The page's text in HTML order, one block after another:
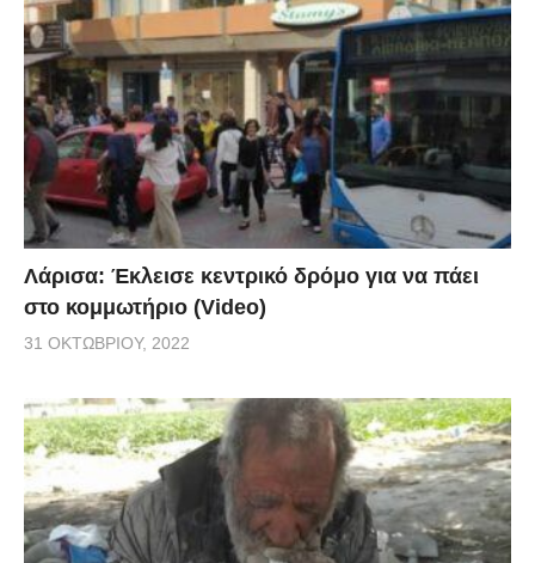
Λάρισα: Έκλεισε κεντρικό δρόμο για να πάει
στο κομμωτήριο (Video)
31 ΟΚΤΩΒΡΊΟΥ, 2022